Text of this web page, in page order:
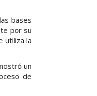
bases
por su
utiliza la
un
de